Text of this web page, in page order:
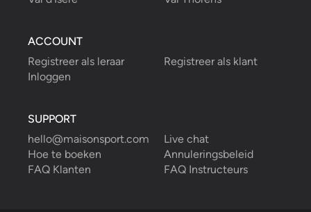
ACCOUNT
Registreer als leraar
Registreer als klant
Inloggen
SUPPORT
hello@maisonsport.com
Live chat
Hoe te boeken
Annuleringsbeleid
FAQ Klanten
FAQ Instructeurs